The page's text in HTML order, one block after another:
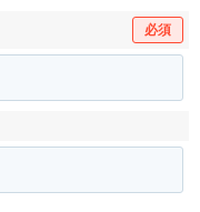
必須